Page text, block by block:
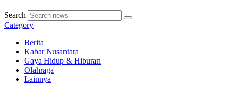
Search
Category
Berita
Kabar Nusantara
Gaya Hidup & Hiburan
Olahraga
Lainnya